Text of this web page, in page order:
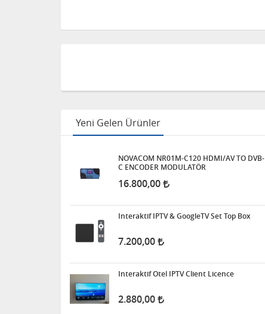
Yeni Gelen Ürünler
NOVACOM NR01M-C120 HDMI/AV TO DVB-
C ENCODER MODULATÖR
16.800,00
Interaktif IPTV & GoogleTV Set Top Box
7.200,00
Interaktif Otel IPTV Client Licence
2.880,00